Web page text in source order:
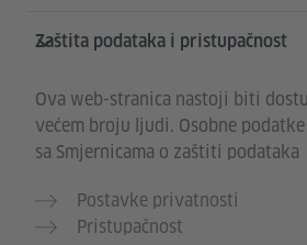
Zaštita podataka i pristupačnost
Ova web-stranica nastoji biti
većem broju ljudi. Osobne
sa Smjernicama o zaštiti podataka
Postavke privatnosti
Pristupačnost